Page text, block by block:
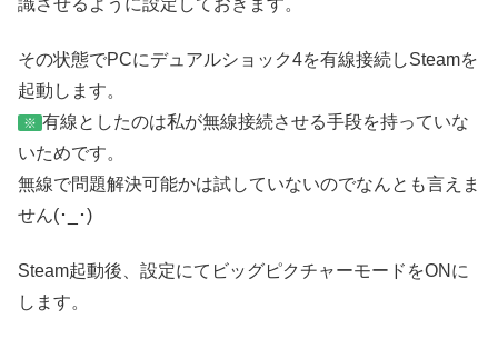
その状態でPCにデュアルショック4を有線接続しSteamを
起動します。
※ 有線としたのは私が無線接続させる手段を持っていな
いためです。
無線で問題解決可能かは試していないのでなんとも言えま
せん(･_･)
Steam起動後、設定にてビッグピクチャーモードをONに
します。